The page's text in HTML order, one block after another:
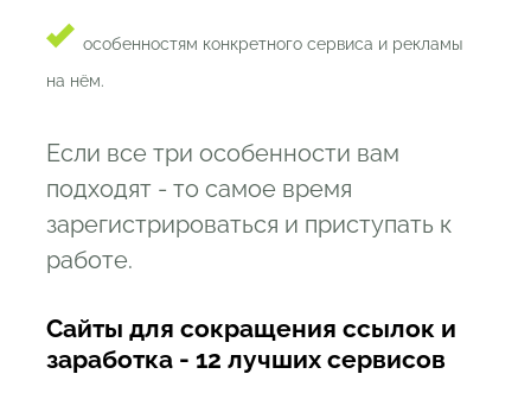
особенностям конкретного сервиса и рекламы
на нём.
Если все три особенности вам
подходят - то самое время
зарегистрироваться и приступать к
работе.
Сайты для сокращения ссылок и
заработка - 12 лучших сервисов